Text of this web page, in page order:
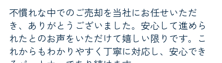
不慣れな中でのご売却を当社にお任せいただ
き、ありがとうございました。安心して進めら
れたとのお声をいただけて嬉しい限りです。こ
れからもわかりやすく丁寧に対応し、安心でき